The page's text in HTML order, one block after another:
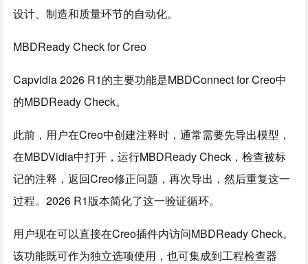
设计、制造和质量环节的自动化。
MBDReady Check for Creo
Capvidia 2026 R1的主要功能是MBDConnect for Creo中
的MBDReady Check。
此前，用户在Creo中创建注释时，通常需要先导出模型，
在MBDVidia中打开，运行MBDReady Check，检查被标
记的注释，返回Creo修正问题，再次导出，然后重复这一
过程。2026 R1版本简化了这一验证循环。
用户现在可以直接在Creo插件内访问MBDReady Check。
该功能既可作为独立选项使用，也可集成到工程检查器